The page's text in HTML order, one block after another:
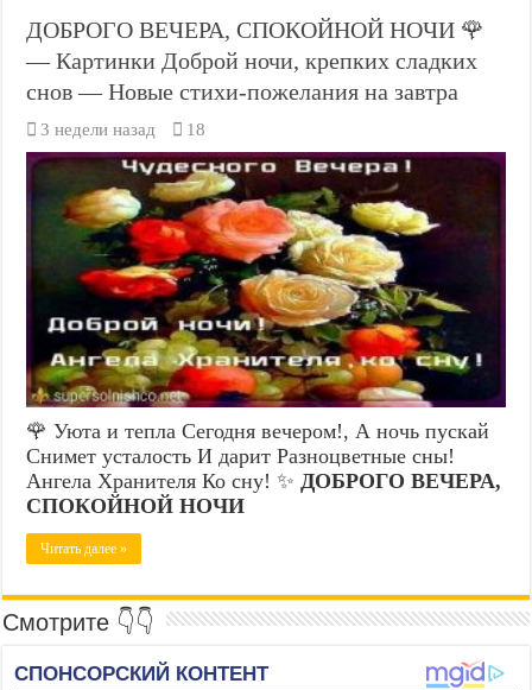
ДОБРОГО ВЕЧЕРА, СПОКОЙНОЙ НОЧИ 🌹
— Картинки Доброй ночи, крепких сладких
снов — Новые стихи-пожелания на завтра
3 недели назад 18
🌹 Уюта и тепла Сегодня вечером!, А ночь пускай
Снимет усталость И дарит Разноцветные сны!
Ангела Хранителя Ко сну! ✨ ДОБРОГО ВЕЧЕРА,
СПОКОЙНОЙ НОЧИ
Читать далее »
Смотрите 👇👇